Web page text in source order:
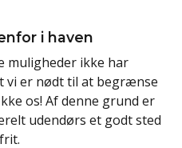
i haven
muligheder ikke har
vi er nødt til at begrænse
os! Af denne grund er
udendørs et godt sted